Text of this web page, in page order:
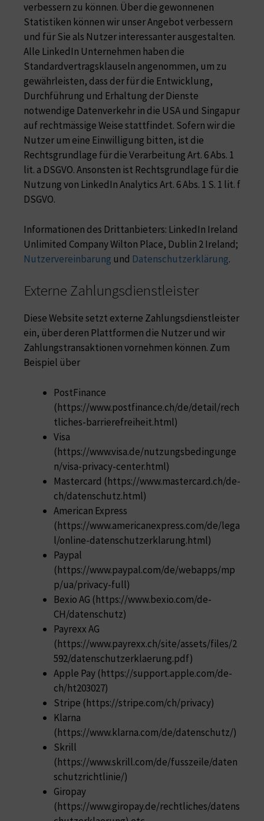
verbessern zu können. Über die gewonnenen
Statistiken können wir unser Angebot verbessern
und für Sie als Nutzer interessanter ausgestalten.
Alle LinkedIn Unternehmen haben die
Standardvertragsklauseln angenommen, um zu
gewährleisten, dass der für die Entwicklung,
Durchführung und Erhaltung der Dienste
notwendige Datenverkehr in die USA und Singapur
auf rechtmässige Weise stattfindet. Sofern wir die
Nutzer um eine Einwilligung bitten, ist die
Rechtsgrundlage für die Verarbeitung Art. 6 Abs. 1
lit. a DSGVO. Ansonsten ist Rechtsgrundlage für die
Nutzung von LinkedIn Analytics Art. 6 Abs. 1 S. 1 lit. f
DSGVO.
Informationen des Drittanbieters: LinkedIn Ireland
Unlimited Company Wilton Place, Dublin 2 Ireland;
Nutzervereinbarung und Datenschutzerklärung.
Externe Zahlungsdienstleister
Diese Website setzt externe Zahlungsdienstleister
ein, über deren Plattformen die Nutzer und wir
Zahlungstransaktionen vornehmen können. Zum
Beispiel über
PostFinance
(https://www.postfinance.ch/de/detail/rech
tliches-barrierefreiheit.html)
Visa
(https://www.visa.de/nutzungsbedingunge
n/visa-privacy-center.html)
Mastercard (https://www.mastercard.ch/de-
ch/datenschutz.html)
American Express
(https://www.americanexpress.com/de/lega
l/online-datenschutzerklarung.html)
Paypal
(https://www.paypal.com/de/webapps/mp
p/ua/privacy-full)
Bexio AG (https://www.bexio.com/de-
CH/datenschutz)
Payrexx AG
(https://www.payrexx.ch/site/assets/files/2
592/datenschutzerklaerung.pdf)
Apple Pay (https://support.apple.com/de-
ch/ht203027)
Stripe (https://stripe.com/ch/privacy)
Klarna
(https://www.klarna.com/de/datenschutz/)
Skrill
(https://www.skrill.com/de/fusszeile/daten
schutzrichtlinie/)
Giropay
(https://www.giropay.de/rechtliches/datens